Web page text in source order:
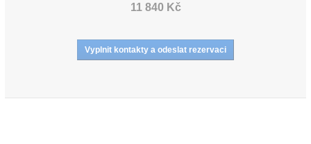
11 840 Kč